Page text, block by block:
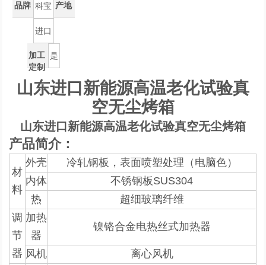
品牌 科宝 产地
进口
加工
定制
是
山东进口新能源高温老化试验真
空无尘烤箱
山东进口新能源高温老化试验真空无尘烤箱
产品简介：
材
料
外壳
冷轧钢板，表面喷塑处理（电脑色）
内体
不锈钢板SUS304
热
超细玻璃纤维
调
节
器
加热
器
镍铬合金电热丝式加热器
风机 离心风机